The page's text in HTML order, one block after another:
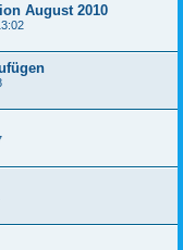
August 2010